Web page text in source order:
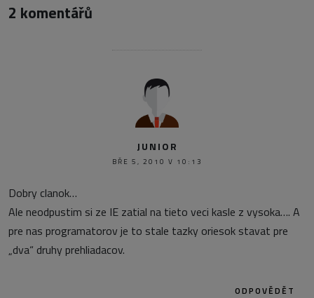
2 komentářů
JUNIOR
BŘE 5, 2010 V 10:13
Dobry clanok…
Ale neodpustim si ze IE zatial na tieto veci kasle z vysoka…. A
pre nas programatorov je to stale tazky oriesok stavat pre
„dva“ druhy prehliadacov.
ODPOVĚDĚT